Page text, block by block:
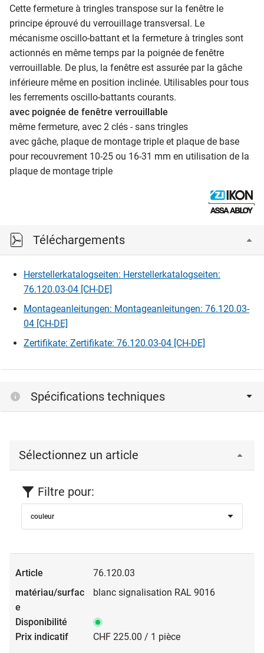
Cette fermeture à tringles transpose sur la fenêtre le
principe éprouvé du verrouillage transversal. Le
mécanisme oscillo-battant et la fermeture à tringles sont
actionnés en même temps par la poignée de fenêtre
verrouillable. De plus, la fenêtre est assurée par la gâche
inférieure même en position inclinée. Utilisables pour tous
les ferrements oscillo-battants courants.
avec poignée de fenêtre verrouillable
même fermeture, avec 2 clés - sans tringles
avec gâche, plaque de montage triple et plaque de base
pour recouvrement 10-25 ou 16-31 mm en utilisation de la
plaque de montage triple
Téléchargements
Herstellerkatalogseiten: Herstellerkatalogseiten:
76.120.03-04 [CH-DE]
Montageanleitungen: Montageanleitungen: 76.120.03-
04 [CH-DE]
Zertifikate: Zertifikate: 76.120.03-04 [CH-DE]
Spécifications techniques
Sélectionnez un article
Filtre pour:
couleur
76.120.03
blanc signalisation RAL 9016
CHF 225.00 / 1 pièce